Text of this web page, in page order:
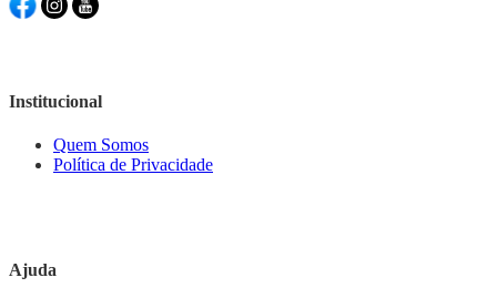
Institucional
Quem Somos
Política de Privacidade
Ajuda